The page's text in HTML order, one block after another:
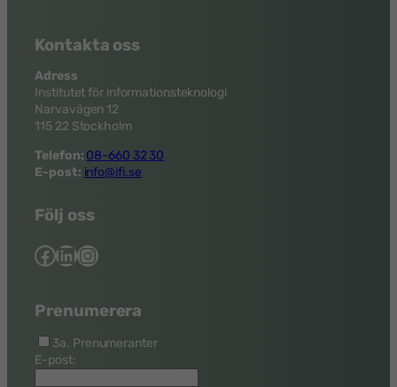
Kontakta oss
Adress
Institutet för informationsteknologi
Narvavägen 12
115 22 Stockholm
Telefon: 08-660 32 30
E-post: info@ifi.se
Följ oss
Facebook LinkedIn Instagram
Prenumerera
3a. Prenumeranter
E-post: